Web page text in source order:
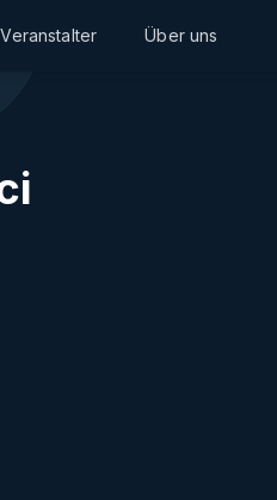
Über uns